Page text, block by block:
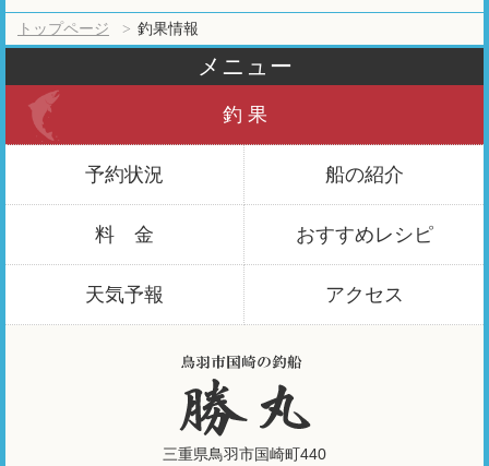
トップページ 釣果情報
メニュー
釣 果
予約状況 船の紹介
料 金 おすすめレシピ
天気予報 アクセス
三重県鳥羽市国崎町440